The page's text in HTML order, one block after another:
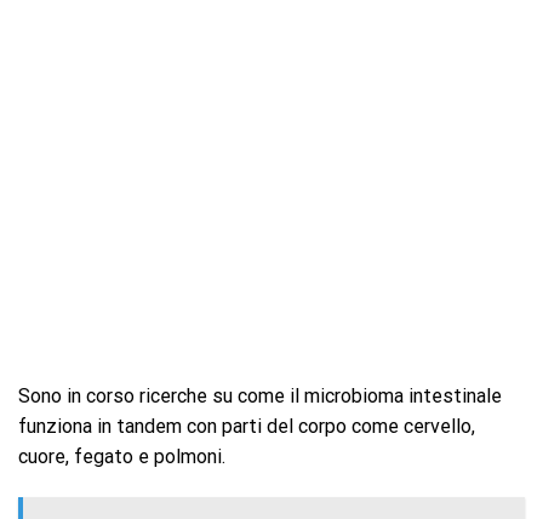
Sono in corso ricerche su come il microbioma intestinale
funziona in tandem con parti del corpo come cervello,
cuore, fegato e polmoni.